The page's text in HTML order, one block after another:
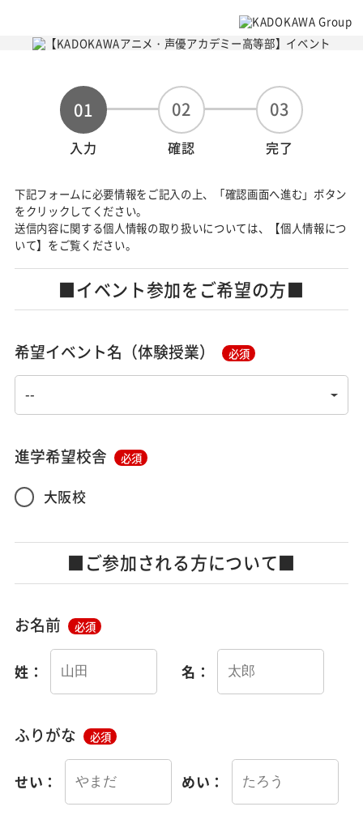
01
入力
02
確認
03
完了
下記フォームに必要情報をご記入の上、「確認画面へ進む」ボタン
をクリックしてください。
送信内容に関する個人情報の取り扱いについては、【個人情報につ
いて】をご覧ください。
■イベント参加をご希望の方■
希望イベント名（体験授業） 必須
進学希望校舎 必須
大阪校
■ご参加される方について■
お名前 必須
姓： 名：
ふりがな 必須
せい： めい：